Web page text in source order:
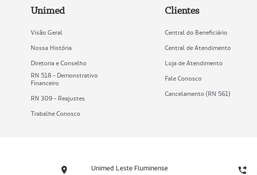
Unimed
Visão Geral
Nossa História
Diretoria e Conselho
RN 518 - Demonstrativo
Financeiro
RN 309 - Reajustes
Trabalhe Conosco
Clientes
Central do Beneficiário
Central de Atendimento
Loja de Atendimento
Fale Conosco
Cancelamento (RN 561)
Unimed Leste Fluminense